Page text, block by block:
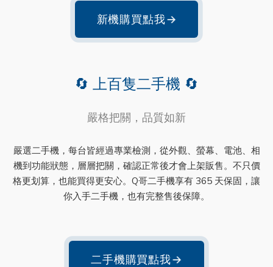
新機購買點我 →
🔄 上百隻二手機 🔄
嚴格把關，品質如新
嚴選二手機，每台皆經過專業檢測，從外觀、螢幕、電池、相
機到功能狀態，層層把關，確認正常後才會上架販售。不只價
格更划算，也能買得更安心。Q哥二手機享有 365 天保固，讓
你入手二手機，也有完整售後保障。
二手機購買點我 →